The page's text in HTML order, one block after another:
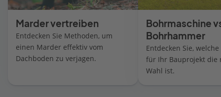
Marder vertreiben
Entdecken Sie Methoden, um
einen Marder effektiv vom
Dachboden zu verjagen.
Bohrmaschine
Bohrhammer
Entdecken Sie,
für Ihr Bauprojekt die
Wahl ist.